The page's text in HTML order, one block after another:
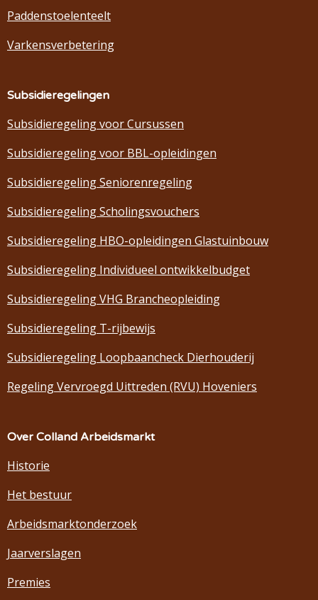
Paddenstoelenteelt
Varkensverbetering
Subsidieregelingen
Subsidieregeling voor Cursussen
Subsidieregeling voor BBL-opleidingen
Subsidieregeling Seniorenregeling
Subsidieregeling Scholingsvouchers
Subsidieregeling HBO-opleidingen Glastuinbouw
Subsidieregeling Individueel ontwikkelbudget
Subsidieregeling VHG Brancheopleiding
Subsidieregeling T-rijbewijs
Subsidieregeling Loopbaancheck Dierhouderij
Regeling Vervroegd Uittreden (RVU) Hoveniers
Over Colland Arbeidsmarkt
Historie
Het bestuur
Arbeidsmarktonderzoek
Jaarverslagen
Premies